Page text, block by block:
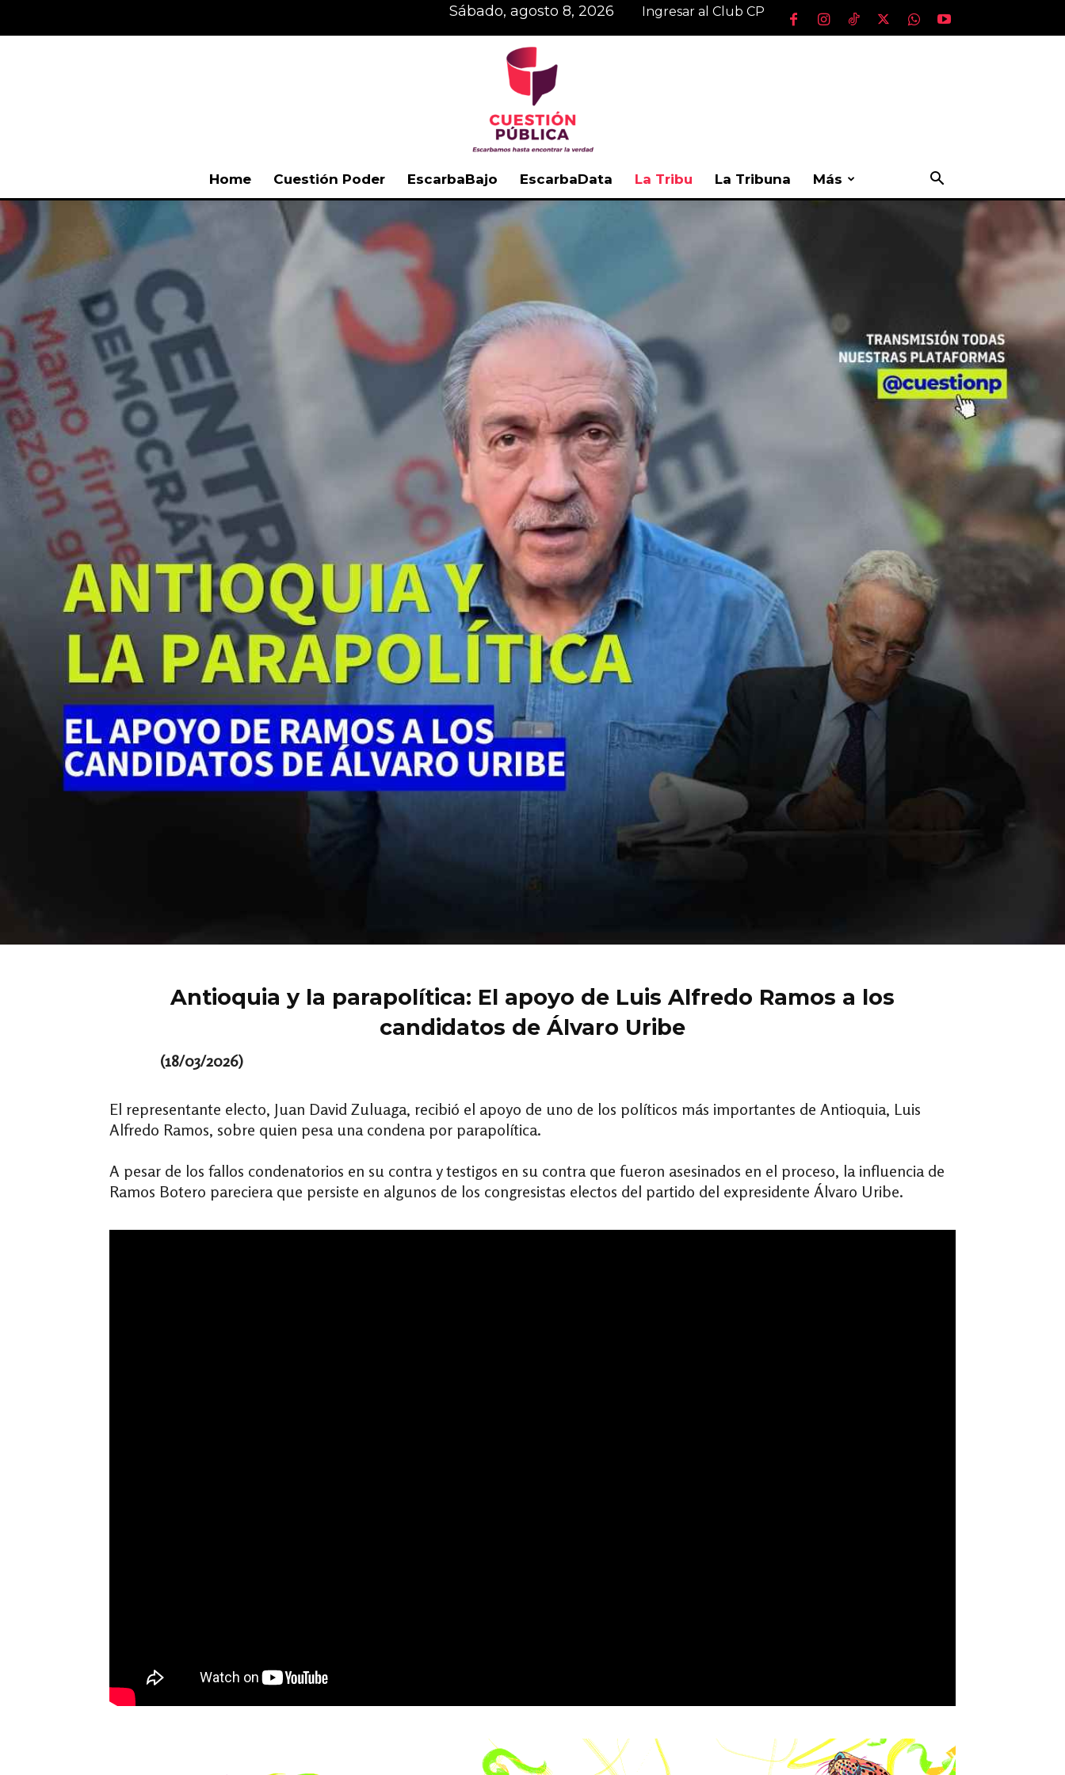
sábado, agosto 8, 2026 Ingresar al Club CP
Pública
Home Cuestión Poder EscarbaBajo EscarbaData La Tribu La Tribuna Más
Antioquia y la parapolítica: El apoyo de Luis Alfredo Ramos a los
candidatos de Álvaro Uribe
(18/03/2026)
El representante electo, Juan David Zuluaga, recibió el apoyo de uno de los políticos más importantes de Antioquia, Luis
Alfredo Ramos, sobre quien pesa una condena por parapolítica.
A pesar de los fallos condenatorios en su contra y testigos en su contra que fueron asesinados en el proceso, la influencia de
Ramos Botero pareciera que persiste en algunos de los congresistas electos del partido del expresidente Álvaro Uribe.